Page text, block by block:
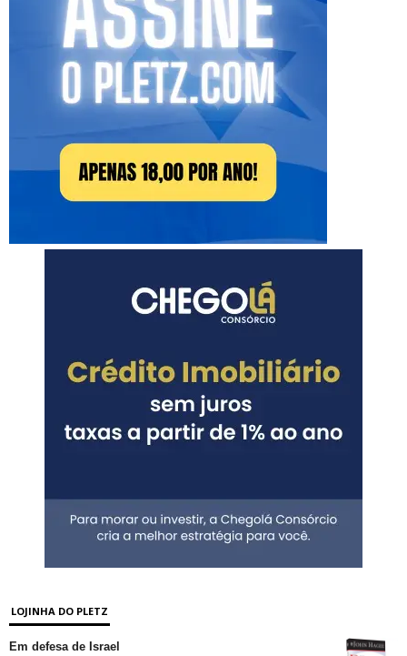
LOJINHA DO PLETZ
Em defesa de Israel